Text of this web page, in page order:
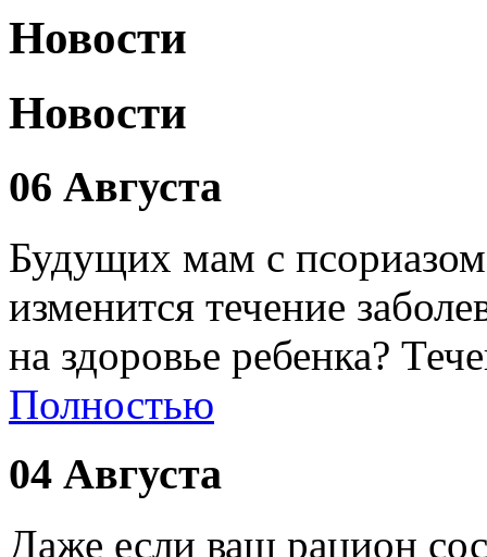
Новости
Новости
06 Августа
Будущих мам с
изменится течение
на здоровье ребенка?
Полностью
04 Августа
Даже если ваш рацион